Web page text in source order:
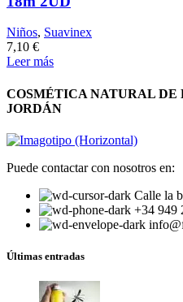
Niños, Suavinex
7,10 €
Leer más
COSMÉTICA NATURAL
JORDÁN
Puede contactar con nosotros en:
Calle la
+34 949
Últimas entradas